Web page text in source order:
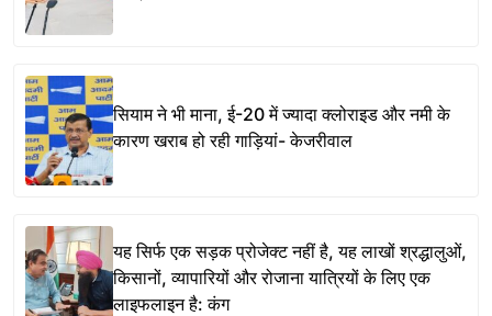
सियाम ने भी माना, ई-20 में ज्यादा क्लोराइड और नमी के
कारण खराब हो रही गाड़ियां- केजरीवाल
यह सिर्फ एक सड़क प्रोजेक्ट नहीं है, यह लाखों श्रद्धालुओं,
किसानों, व्यापारियों और रोजाना यात्रियों के लिए एक
लाइफलाइन है: कंग